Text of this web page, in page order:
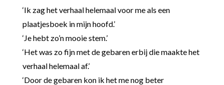
‘Ik zag het verhaal helemaal voor me als een
plaatjesboek in mijn hoofd.’
‘Je hebt zo’n mooie stem.’
‘Het was zo fijn met de gebaren erbij die maakte het
verhaal helemaal af.’
‘Door de gebaren kon ik het me nog beter